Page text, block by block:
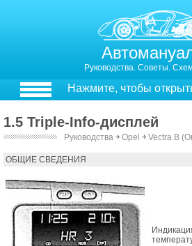
Руководства. Советы.
Нажмите, чтобы
1.5 Triple-Info-дисплей
Руководства ￫ Opel ￫ Vectra B
ОБЩИЕ СВЕДЕНИЯ